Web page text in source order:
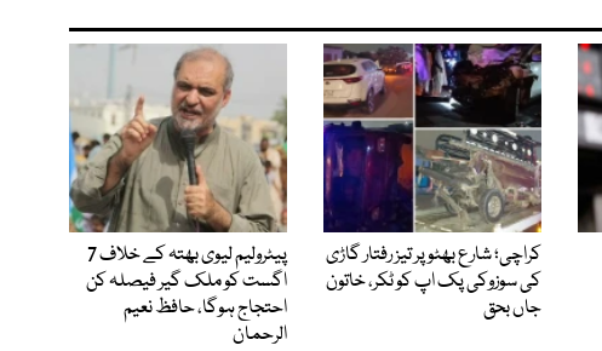
کراچی؛ شارع بھٹو پر تیز رفتار گاڑی
کی سوزوکی پک اپ کو ٹکر، خاتون
جاں بحق
پیٹرولیم لیوی بھتہ کے خلاف 7
اگست کو ملک گیر فیصلہ کن
احتجاج ہوگا، حافظ نعیم
الرحمان